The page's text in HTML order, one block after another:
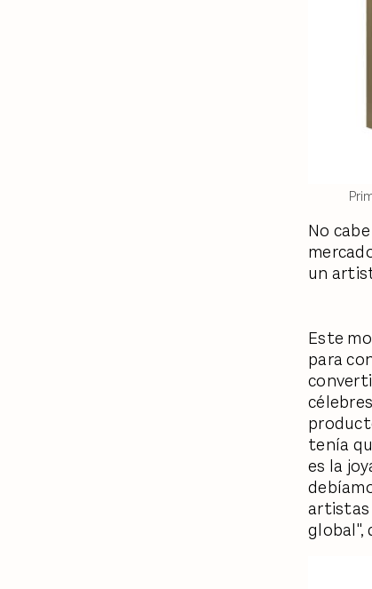
No
un
Este
para
tenía
es la
artistas
global",